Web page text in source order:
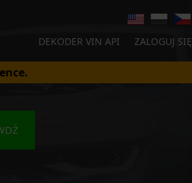
DEKODER VIN API ZALOGUJ SIĘ